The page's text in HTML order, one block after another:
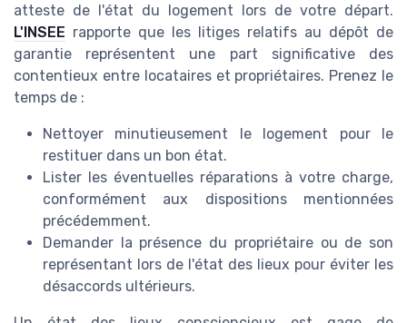
atteste de l'état du logement lors de votre départ.
L'INSEE rapporte que les litiges relatifs au dépôt de
garantie représentent une part significative des
contentieux entre locataires et propriétaires. Prenez le
temps de :
Nettoyer minutieusement le logement pour le
restituer dans un bon état.
Lister les éventuelles réparations à votre charge,
conformément aux dispositions mentionnées
précédemment.
Demander la présence du propriétaire ou de son
représentant lors de l'état des lieux pour éviter les
désaccords ultérieurs.